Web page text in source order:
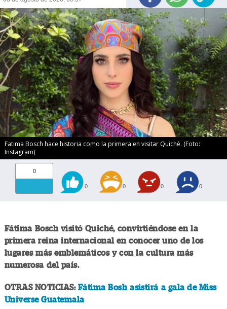
Fatima Bosch hace historia como la primera en visitar Quiché. (Foto:
Instagram)
0
0 0 0 0
Fátima Bosch visitó Quiché, convirtiéndose en la
primera reina internacional en conocer uno de los
lugares más emblemáticos y con la cultura más
numerosa del país.
OTRAS NOTICIAS: Fátima Bosh asistirá a gala de Miss
Universe Guatemala